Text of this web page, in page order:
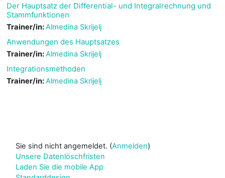
Der Hauptsatz der Differential- und Integralrechnung und
Stammfunktionen
Trainer/in:Almedina Skrijelj
Anwendungen des Hauptsatzes
Trainer/in:Almedina Skrijelj
Integrationsmethoden
Trainer/in:Almedina Skrijelj
Sie sind nicht angemeldet. (Anmelden)
Unsere Datenlöschfristen
Laden Sie die mobile App